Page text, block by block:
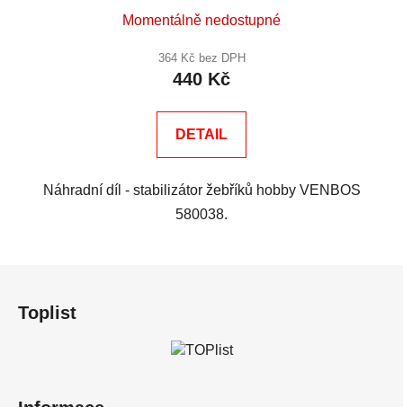
Momentálně nedostupné
364 Kč bez DPH
440 Kč
DETAIL
Náhradní díl - stabilizátor žebříků hobby VENBOS
580038.
Toplist